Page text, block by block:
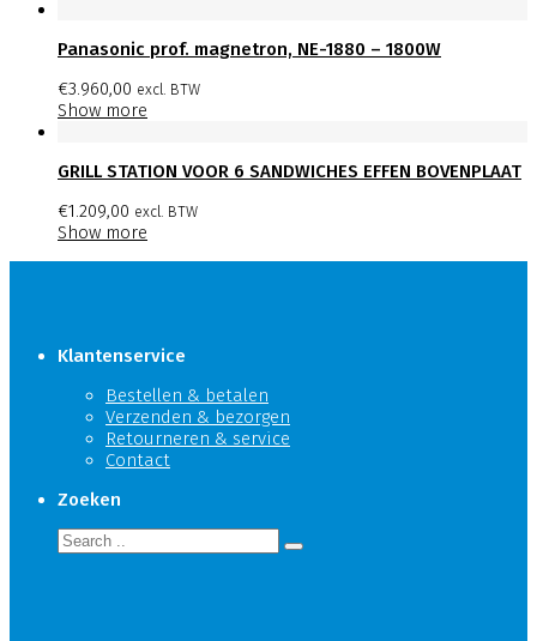
Panasonic prof. magnetron, NE-1880 – 1800W
€3.960,00 excl. BTW
Show more
GRILL STATION VOOR 6 SANDWICHES EFFEN BOVENPLAAT
€1.209,00 excl. BTW
Show more
Klantenservice
Bestellen & betalen
Verzenden & bezorgen
Retourneren & service
Contact
Zoeken